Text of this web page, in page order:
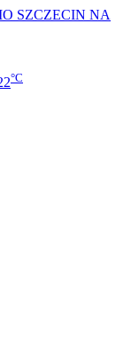
SZCZECIN NA
°C